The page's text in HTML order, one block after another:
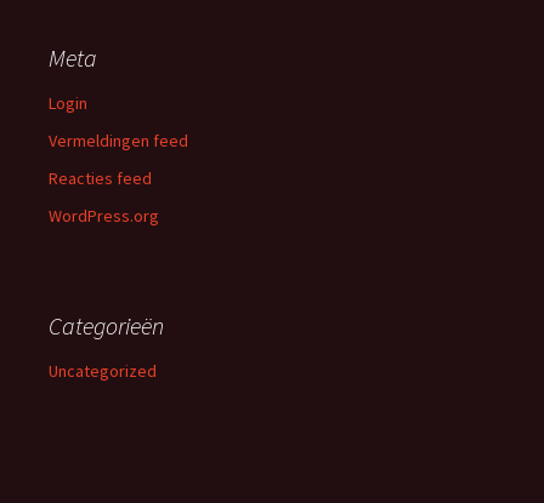
Meta
Login
Vermeldingen feed
Reacties feed
WordPress.org
Categorieën
Uncategorized